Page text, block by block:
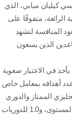
2024-25 النجم الفرنسي كيليان مبابي، الذي
الرائعة، متفوقًا على
صلاح. ومع انطلاق موسم 2025-26، تعود المنافسة لتشهد
الذين يسعون
في الاعتبار صعوبة
أهدافه بمعامل خاص
الممتاز والدوري
الإسباني والدوري الألماني، و1.5 للدوريات متوسطة المستوى، و1.0 للدوريات